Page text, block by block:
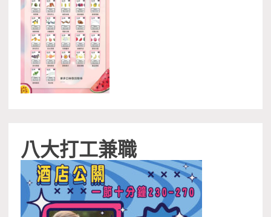
八大打工兼職